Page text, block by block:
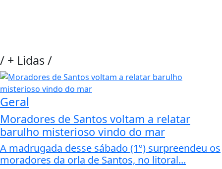
/ + Lidas/
Geral
Moradores de Santos voltam a relatar
barulho misterioso vindo do mar
A madrugada desse sábado (1º) surpreendeu os
moradores da orla de Santos, no litoral...